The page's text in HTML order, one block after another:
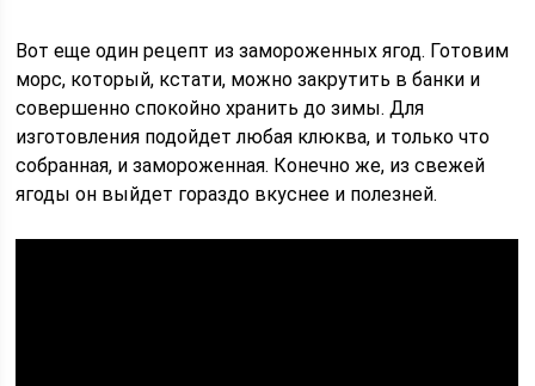
Вот еще один рецепт из замороженных ягод. Готовим
морс, который, кстати, можно закрутить в банки и
совершенно спокойно хранить до зимы. Для
изготовления подойдет любая клюква, и только что
собранная, и замороженная. Конечно же, из свежей
ягоды он выйдет гораздо вкуснее и полезней.